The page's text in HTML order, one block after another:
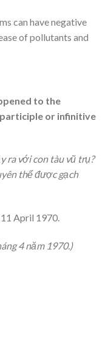
can have negative
of pollutants and
to the
or infinitive
ra với con tàu vũ trụ?
thể được gạch
April 1970.
4 năm 1970.)